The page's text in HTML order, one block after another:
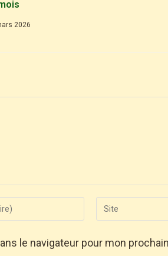
2026
le navigateur pour mon